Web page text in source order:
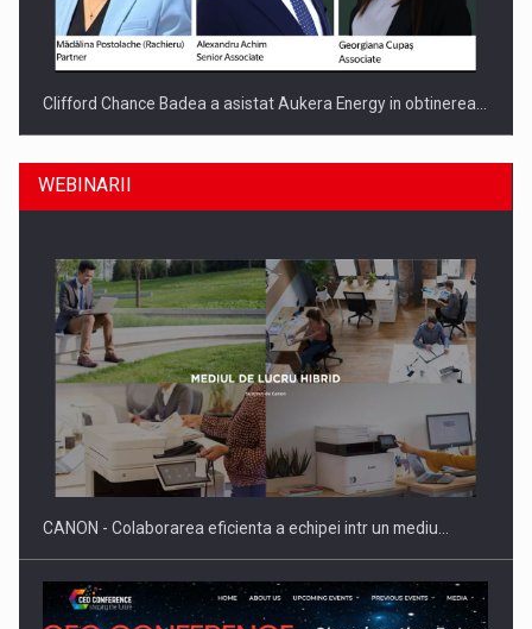
Clifford Chance Badea a asistat Aukera Energy in obtinerea…
SAPTE PERSONALITATI DIN MEDIUL DE AFACERI, ACADEMIC
SI INSTITUTIONAL…
WEBINARII
CANON - Colaborarea eficienta a echipei intr un mediu…